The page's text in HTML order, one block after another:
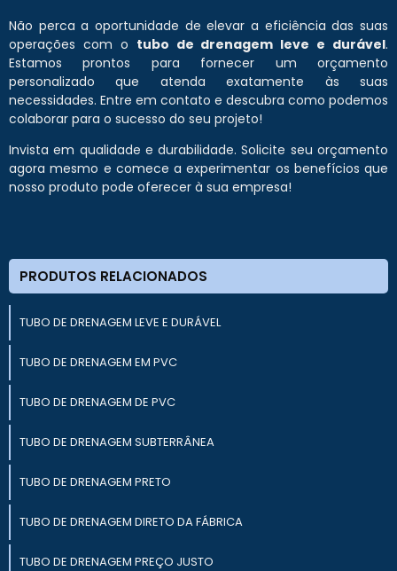
Não perca a oportunidade de elevar a eficiência das suas
operações com o tubo de drenagem leve e durável.
Estamos prontos para fornecer um orçamento
personalizado que atenda exatamente às suas
necessidades. Entre em contato e descubra como podemos
colaborar para o sucesso do seu projeto!
Invista em qualidade e durabilidade. Solicite seu orçamento
agora mesmo e comece a experimentar os benefícios que
nosso produto pode oferecer à sua empresa!
PRODUTOS RELACIONADOS
TUBO DE DRENAGEM LEVE E DURÁVEL
TUBO DE DRENAGEM EM PVC
TUBO DE DRENAGEM DE PVC
TUBO DE DRENAGEM SUBTERRÂNEA
TUBO DE DRENAGEM PRETO
TUBO DE DRENAGEM DIRETO DA FÁBRICA
TUBO DE DRENAGEM PREÇO JUSTO